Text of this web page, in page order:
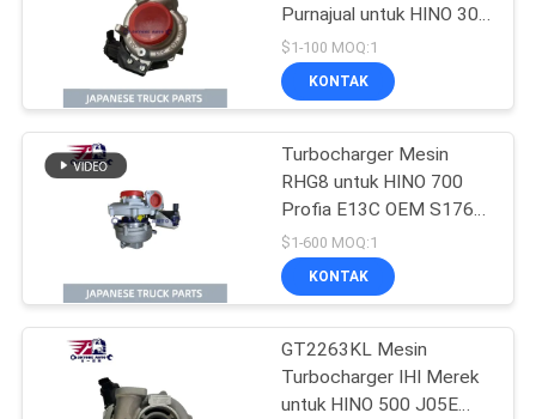
Purnajual untuk HINO 300
J05E N04C GT2263KL
OEM 17201-E0896
17201-E0892 17201-
$1-100 MOQ:1
KONTAK
Turbocharger Mesin
RHG8 untuk HINO 700
Profia E13C OEM S1760-
E0102 S1760-E0M10
S1760-E0101
$1-600 MOQ:1
KONTAK
GT2263KL Mesin
Turbocharger IHI Merek
untuk HINO 500 J05E